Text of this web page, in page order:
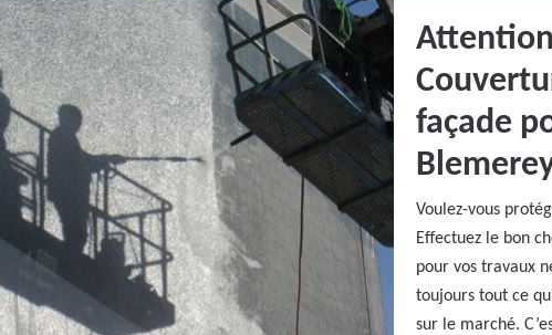
façade
Voulez-vous
Effectuez le bon
pour vos travaux
toujours tout ce
sur le marché.